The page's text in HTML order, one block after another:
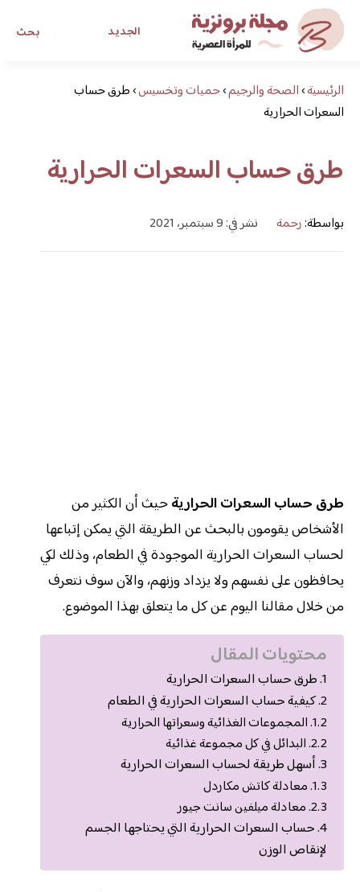
بحث الجديد
مجلة برونزية للفتاة العصريةالرئيسية›الصحة والرجيم›حميات وتخسيس›طرق حساب
السعرات الحرارية
طرق حساب السعرات الحرارية
بواسطة:رحمة نشر في: 9 سبتمبر، 2021
طرق حساب السعرات الحراريةحيث أن الكثير من
الأشخاص يقومون بالبحث عن الطريقة التي يمكن إتباعها
لحساب السعرات الحرارية الموجودة في الطعام، وذلك لكي
يحافظون على نفسهم ولا يزداد وزنهم، والآن سوف نتعرف
من خلال مقالنا اليوم عن كل ما يتعلق بهذا الموضوع.
محتويات المقال
طرق حساب السعرات الحرارية
كيفية حساب السعرات الحرارية في الطعام
المجموعات الغذائية وسعراتها الحرارية
البدائل في كل مجموعة غذائية
أسهل طريقة لحساب السعرات الحرارية
معادلة كاتش مكاردل
معادلة ميلفين سانت جيور
حساب السعرات الحرارية التي يحتاجها الجسم
لإنقاص الوزن